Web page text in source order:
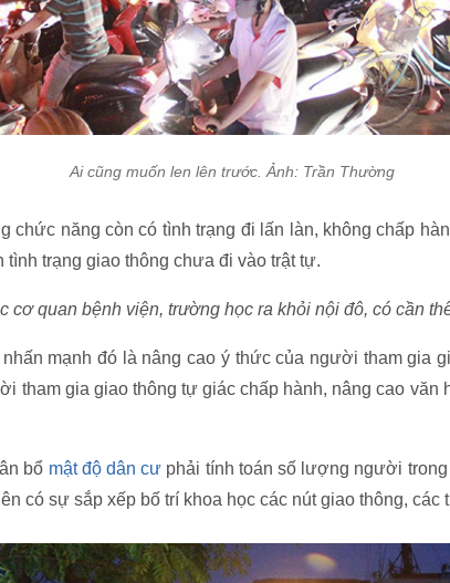
Ai cũng muốn len lên trước. Ảnh: Trần Thường
chức năng còn có tình trạng đi lấn làn, không chấp
tình trạng giao thông chưa đi vào trật tự.
cơ quan bệnh viện, trường học ra khỏi nội đô, có cần
mạnh đó là nâng cao ý thức của người tham gia
tham gia giao thông tự giác chấp hành, nâng cao văn
bổ mật độ dân cư phải tính toán số lượng người
có sự sắp xếp bố trí khoa học các nút giao thông, các